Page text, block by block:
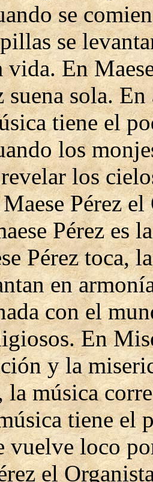
se
se
En
suena sola.
tiene el
los
los
Pérez
Pérez es
Pérez toca,
en
con el
En
y la
la música
tiene el
vuelve loco
el